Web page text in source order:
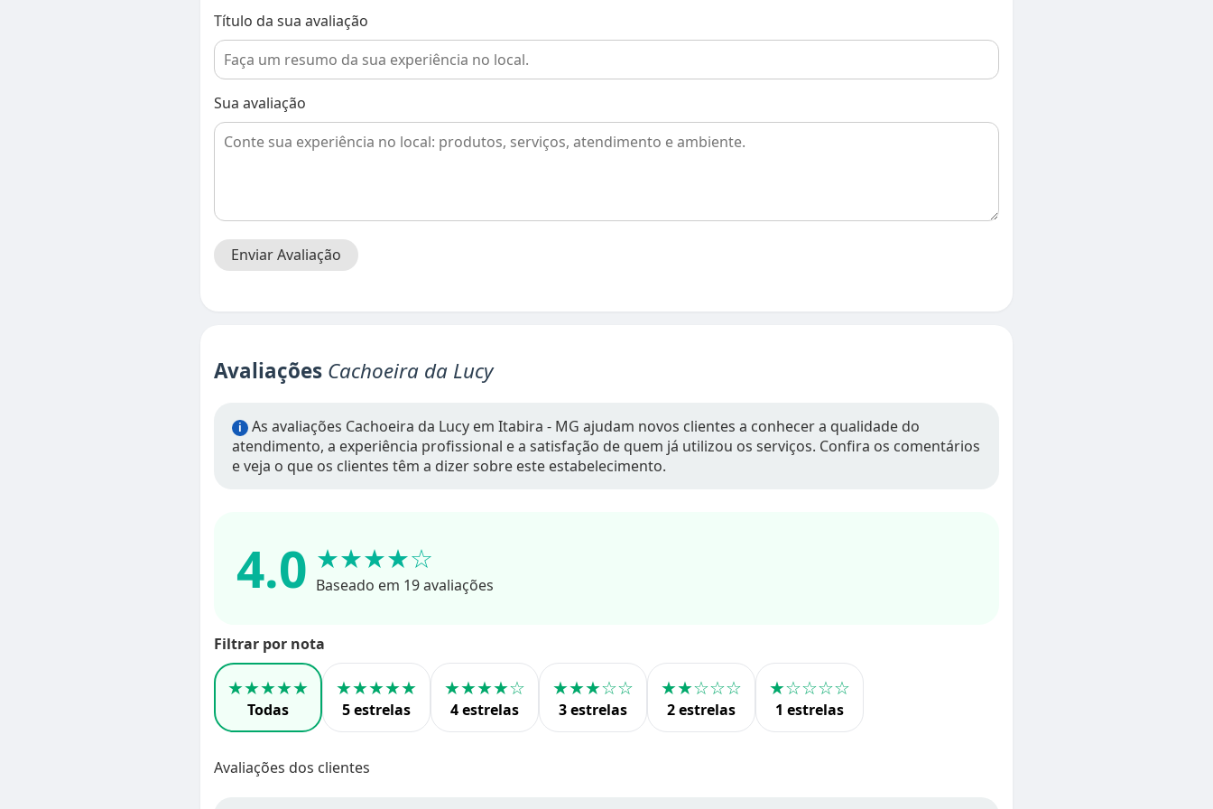
Título da sua avaliação
Sua avaliação
Enviar Avaliação
Avaliações Cachoeira da Lucy
i
As avaliações Cachoeira da Lucy em Itabira - MG ajudam novos clientes a conhecer a qualidade do
atendimento, a experiência profissional e a satisfação de quem já utilizou os serviços. Confira os comentários
e veja o que os clientes têm a dizer sobre este estabelecimento.
4.0 ★★★★☆
Baseado em 19 avaliações
Filtrar por nota
★★★★★
Todas
★★★★★
5 estrelas
★★★★☆
4 estrelas
★★★☆☆
3 estrelas
★★☆☆☆
2 estrelas
★☆☆☆☆
1 estrelas
Avaliações dos clientes